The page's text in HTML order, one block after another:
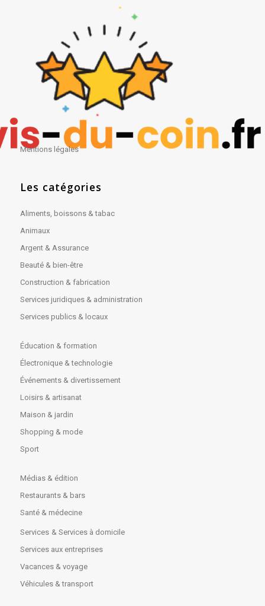
Mentions légales
Les catégories
Aliments, boissons & tabac
Animaux
Argent & Assurance
Beauté & bien-être
Construction & fabrication
Services juridiques & administration
Services publics & locaux
Éducation & formation
Électronique & technologie
Événements & divertissement
Loisirs & artisanat
Maison & jardin
Shopping & mode
Sport
Médias & édition
Restaurants & bars
Santé & médecine
Services & Services à domicile
Services aux entreprises
Vacances & voyage
Véhicules & transport